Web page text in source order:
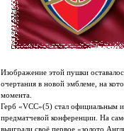
Изображение этой пушки
очертания в новой эмблеме, на
момента.
Герб «VCC»(5) стал официальным
предматчевой конференции. На
выиграли своё первое «золото